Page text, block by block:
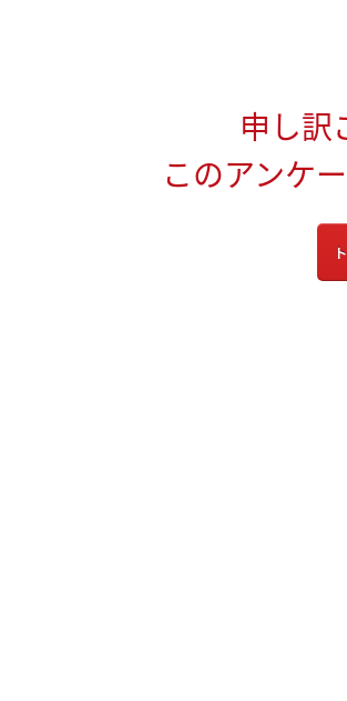
申し訳
このアンケ